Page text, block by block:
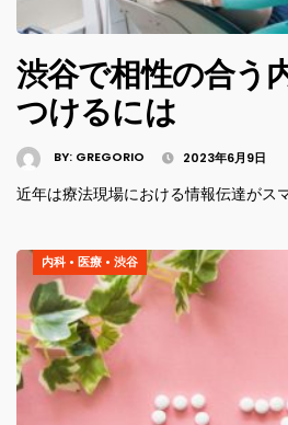
渋谷で相性の合う
つけるには
BY: GREGORIO 2023年6月9日
近年は療法現場における情報伝達がス
内科 • 医療 • 渋谷